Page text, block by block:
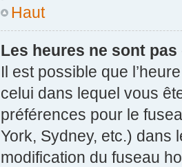
Haut
Les heures ne sont
Il est possible que
celui dans lequel vous
préférences pour le
York, Sydney, etc.) dans
modification du fuseau